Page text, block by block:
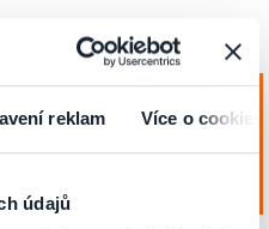
reklam Více o cookies
údajů